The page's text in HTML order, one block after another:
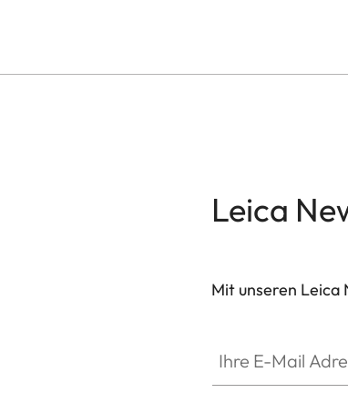
Leica
Mit unseren Leica